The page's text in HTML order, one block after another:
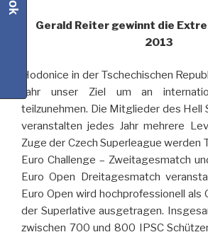
Gerald Reiter gewinnt die
2013
Hodonice in der Tschechischen
Jahr unser Ziel um an
teilzunehmen. Die Mitglieder des Hell
veranstalten jedes Jahr mehrere
Zuge der Czech Superleague werden
Euro Challenge – Zweitagesmatch
Euro Open Dreitagesmatch
Euro Open wird hochprofessionell als
der Superlative ausgetragen.
zwischen 700 und 800 IPSC